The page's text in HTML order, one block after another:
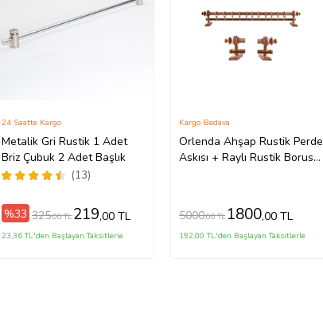
Metalik Gri Rustik 1 Adet
Briz Çubuk 2 Adet Başlık
(13)
24 Saatte Kargo
%33 325,00 TL 219,00 TL
23,36 TL'den Başlayan Taksitlerle
Orlenda Ahşap Rustik Perde
Askısı + Raylı Rustik Borusu
Kargo Bedava
5000,00 TL 1800,00 TL
192,00 TL'den Başlayan Taksitlerle